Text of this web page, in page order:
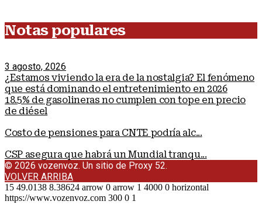
Notas populares
3 agosto, 2026
¿Estamos viviendo la era de la nostalgia? El fenómeno
que está dominando el entretenimiento en 2026
18.5% de gasolineras no cumplen con tope en precio
de diésel
Costo de pensiones para CNTE podría alc...
CSP asegura que habrá un Mundial tranqu...
© 2026 vozenvoz. Un sitio de Proxy 52.
VOLVER ARRIBA
15 49.0138 8.38624 arrow 0 arrow 1 4000 0 horizontal
https://www.vozenvoz.com 300 0 1